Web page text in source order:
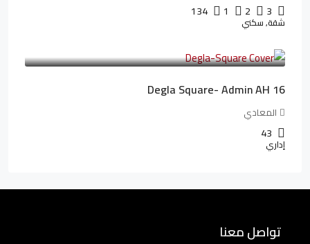
3
2
1
134
شقة, سكني
3,010,000LE
Degla Square- Admin AH 16
المعادي
43
إداري
تواصل معنا